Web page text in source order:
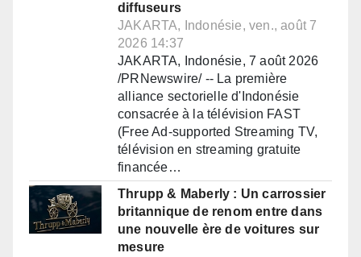
diffuseurs
JAKARTA, Indonésie, ven., août 7
2026 14:37
JAKARTA, Indonésie, 7 août 2026
/PRNewswire/ -- La première
alliance sectorielle d'Indonésie
consacrée à la télévision FAST
(Free Ad-supported Streaming TV,
télévision en streaming gratuite
financée…
Thrupp & Maberly : Un carrossier
britannique de renom entre dans
une nouvelle ère de voitures sur
mesure